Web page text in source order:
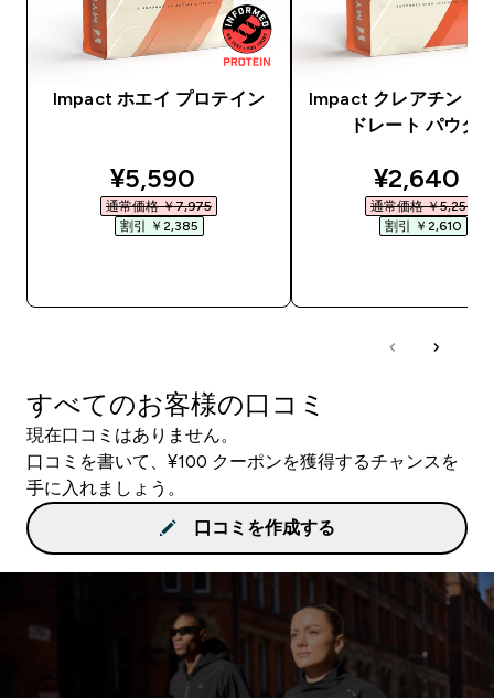
Impact ホエイ プロテイン
discounted price
¥5,590‎
通常価格 ￥7,975‎
割引 ￥2,385‎
Impact クレアチン モ
ドレート パウダ
¥2,640‎
通常価格 ￥5,250‎
割引 ￥2,610‎
すべてのお客様の口コミ
現在口コミはありません。
口コミを書いて、¥100 クーポンを獲得するチャンスを
手に入れましょう。
口コミを作成する